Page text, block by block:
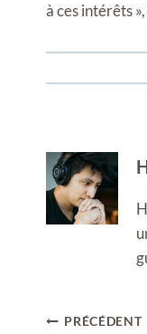
à ces intérêts
Navigation
PRÉCÉDENT